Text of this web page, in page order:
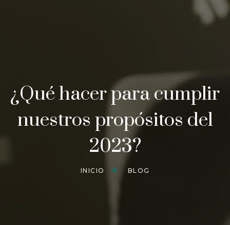
¿Qué hacer para cumplir
nuestros propósitos del
2023?
INICIO BLOG